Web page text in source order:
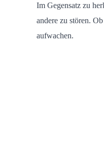
Im Gegensatz zu
andere zu stören.
aufwachen.